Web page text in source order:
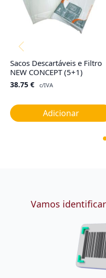
Sacos Descartáveis e Filtro
NEW CONCEPT (5+1)
38.75 € c/IVA
Adicionar
Vamos